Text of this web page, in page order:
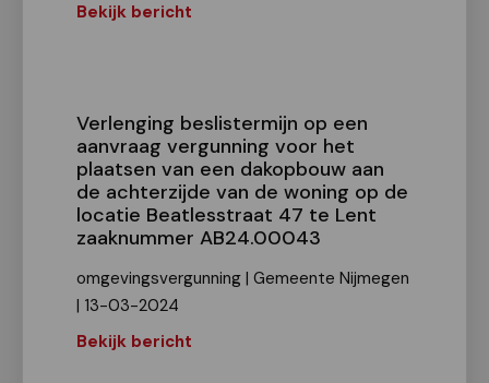
Bekijk bericht
Verlenging beslistermijn op een
aanvraag vergunning voor het
plaatsen van een dakopbouw aan
de achterzijde van de woning op de
locatie Beatlesstraat 47 te Lent
zaaknummer AB24.00043
omgevingsvergunning | Gemeente Nijmegen
| 13-03-2024
Bekijk bericht